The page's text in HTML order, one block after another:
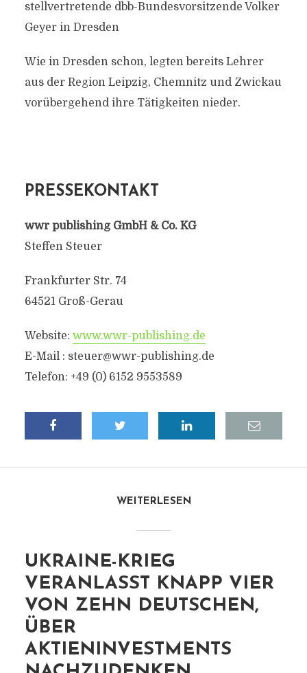
stellvertretende dbb-Bundesvorsitzende Volker
Geyer in Dresden
Wie in Dresden schon, legten bereits Lehrer
aus der Region Leipzig, Chemnitz und Zwickau
vorübergehend ihre Tätigkeiten nieder.
PRESSEKONTAKT
wwr publishing GmbH & Co. KG
Steffen Steuer
Frankfurter Str. 74
64521 Groß-Gerau
Website: www.wwr-publishing.de
E-Mail : steuer@wwr-publishing.de
Telefon: +49 (0) 6152 9553589
WEITERLESEN
UKRAINE-KRIEG
VERANLASST KNAPP VIER
VON ZEHN DEUTSCHEN,
ÜBER
AKTIENINVESTMENTS